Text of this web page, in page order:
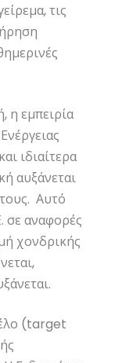
τις
η εμπειρία
ιδιαίτερα
αυξάνεται
Αυτό
σε αναφορές
χονδρικής
(target